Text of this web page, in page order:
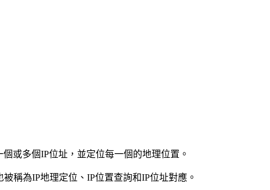
或多個IP位址，並定位每一個的地理位置。
稱為IP地理定位、IP位置查詢和IP位址對應。